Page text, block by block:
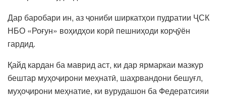
Дар баробари ин, аз ҷониби ширкатҳои пудратии ҶСК
НБО «Роғун» воҳидҳои корӣ пешниҳоди корҷӯён
гардид.
Қайд кардан ба маврид аст, ки дар ярмаркаи мазкур
бештар муҳоҷирони меҳнатӣ, шаҳрвандони бешуғл,
муҳоҷирони меҳнатие, ки вурудашон ба Федератсияи